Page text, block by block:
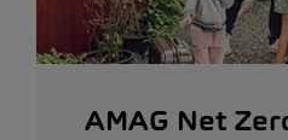
AMAG Net